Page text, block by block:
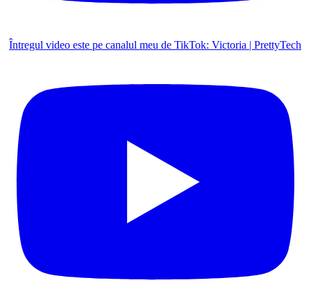
Întregul video este pe canalul meu de TikTok: Victoria | PrettyTech